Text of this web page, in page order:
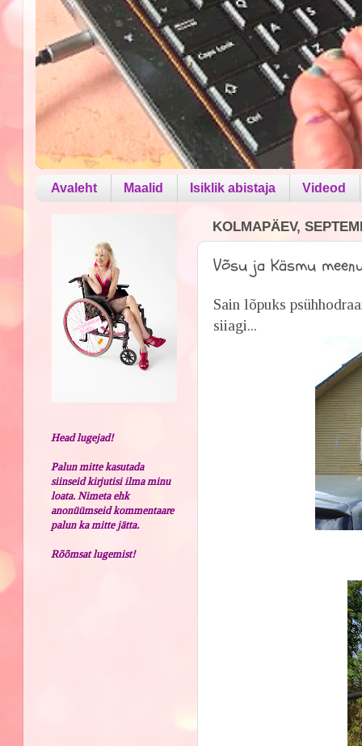
Avaleht Maalid Isiklik abistaja Videod
KOLMAPÄEV,
Võsu ja Käsmu
Sain lõpuks
siiagi...
Head lugejad!
Palun mitte kasutada
siinseid kirjutisi ilma minu
loata. Nimeta ehk
anonüümseid kommentaare
palun ka mitte jätta.
Rõõmsat lugemist!